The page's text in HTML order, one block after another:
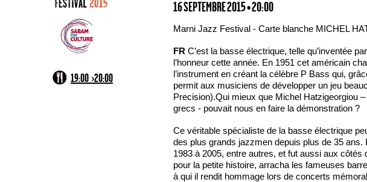
16 SEPTEMBRE 2015 • 20:00
Marni Jazz Festival - Carte blanche MICHEL
FR C’est la basse électrique, telle qu’inventée
l’honneur cette année. En 1951 cet américain
l’instrument en créant la célèbre P Bass qui,
permit aux musiciens de développer un jeu
Precision).Qui mieux que Michel Hatzigeorgiou –
grecs - pouvait nous en faire la démonstration ?
Ce véritable spécialiste de la basse électrique
des plus grands jazzmen depuis plus de 35
1983 à 2005, entre autres, et fut aussi aux côtés
pour la petite histoire, arracha les fameuses
à qui il rendit hommage lors de concerts
19:00 >20:00